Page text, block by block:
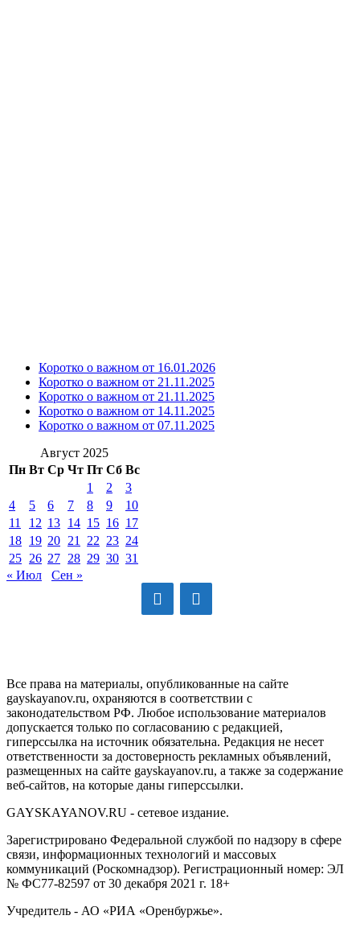
Коротко о важном от 16.01.2026
Коротко о важном от 21.11.2025
Коротко о важном от 21.11.2025
Коротко о важном от 14.11.2025
Коротко о важном от 07.11.2025
Август 2025
Пн Вт Ср Чт Пт Сб Вс
1
2
3
4
5 6 7 8 9
10
11
12 13 14 15 16 17
18 19 20 21 22 23 24
25 26 27 28 29 30 31
« Июл
Сен »
Все права на материалы, опубликованные на сайте
gayskayanov.ru, охраняются в соответствии с
законодательством РФ. Любое использование материалов
допускается только по согласованию с редакцией,
гиперссылка на источник обязательна. Редакция не несет
ответственности за достоверность рекламных объявлений,
размещенных на сайте gayskayanov.ru, а также за содержание
веб-сайтов, на которые даны гиперссылки.
GAYSKAYANOV.RU - сетевое издание.
Зарегистрировано Федеральной службой по надзору в сфере
связи, информационных технологий и массовых
коммуникаций (Роскомнадзор). Регистрационный номер: ЭЛ
№ ФС77-82597 от 30 декабря 2021 г. 18+
Учредитель - АО «РИА «Оренбуржье».